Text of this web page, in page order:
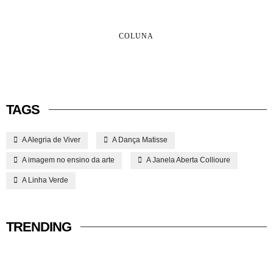
COLUNA
TAGS
A Alegria de Viver A Dança Matisse
A imagem no ensino da arte A Janela Aberta Collioure
A Linha Verde
TRENDING